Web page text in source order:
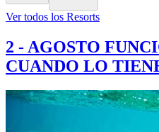
Ver todos los Resorts
2 -AGOSTO
CUANDO LO